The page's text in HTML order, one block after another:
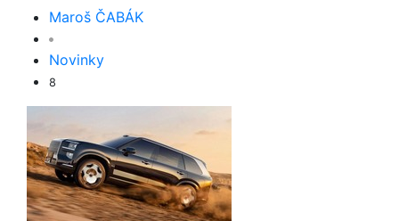
Maroš ČABÁK
Novinky
8